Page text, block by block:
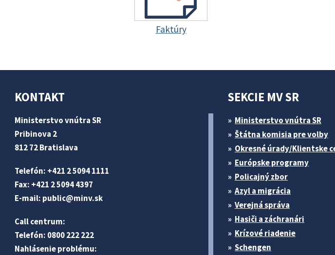
Faktúry
KONTAKT
Ministerstvo vnútra SR
Pribinova 2
812 72 Bratislava
Telefón: +421 2 5094 1111
Fax: +421 2 5094 4397
E-mail: public@minv.sk
Call centrum:
Telefón: 0800 222 222
Nahlásenie problému:
SEKCIE MV SR
Ministerstvo vnútra SR
Štátna komisia pre volby
Okresné úrady/Klientske
Európske programy
Policajný zbor
Azyl a migrácia
Verejná správa
Hasiči a záchranári
Krízové riadenie
Schengen